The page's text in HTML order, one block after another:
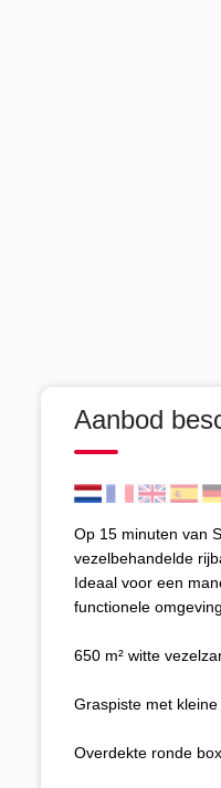
Aanbod
Op 15 minuten van
vezelbehandelde
Ideaal voor een
functionele omgeving.
650 m² witte
Graspiste met
Overdekte ronde